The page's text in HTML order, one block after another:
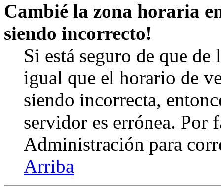
Cambié la zona horaria
siendo incorrecto!
Si está seguro de que
igual que el horario de
siendo incorrecta,
servidor es errónea. Por
Administración para
Arriba